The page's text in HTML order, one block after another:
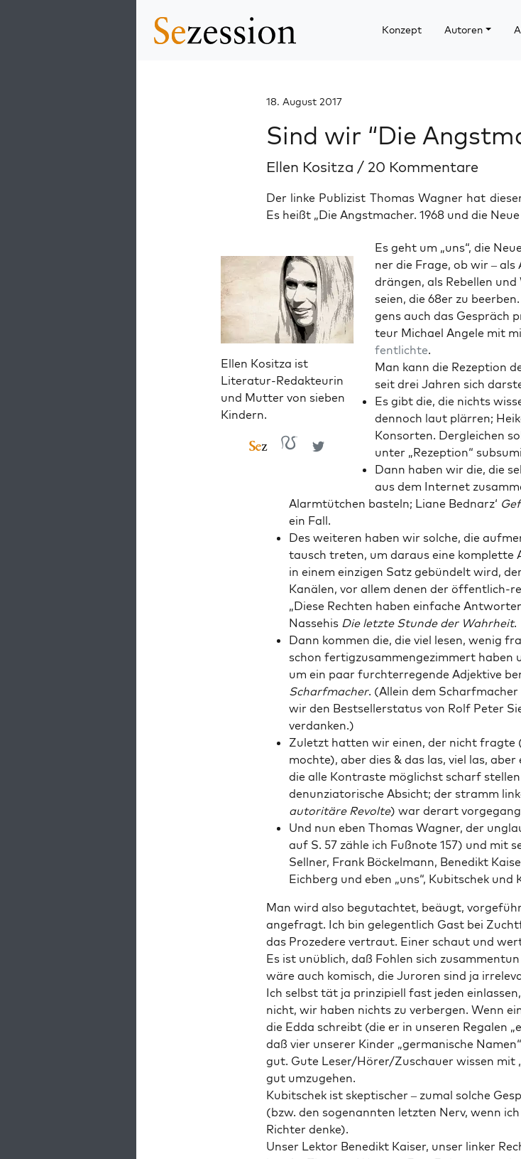
Konzept Autoren
18. August 2017
Sind wir “Die
Ellen Kositza / 20 Kommentare
Der linke Publizist Thomas Wagner hat
Es heißt „Die Angstmacher. 1968 und die Neue
Ellen Kositza ist
Literatur-Redakteurin
und Mutter von sieben
Kindern.
Es geht um „uns“, die
ner die Fra­ge, ob wir –
drän­gen, als Rebel­len
sei­en, die 68er zu
gens auch das Gespräch
teur Micha­el Ange­le mit
fent­lich­te.
Man kann die Rezep­ti­on
seit drei Jah­ren sich
Es gibt die, die nichts
den­noch laut plär­ren;
Kon­sor­ten. Der­glei­chen
unter „Rezep­ti­on“
Dann haben wir die, die
aus dem Inter­net
Alarm­tüt­chen bas­teln; Lia­ne Bednarz‘
ein Fall.
Des wei­te­ren haben wir sol­che, die
tausch tre­ten, um dar­aus eine kom­plet­te
in einem ein­zi­gen Satz gebün­delt wird,
Kanä­len, vor allem denen der öffent­lich-
„Die­se Rech­ten haben ein­fa­che
Nas­sehis Die letz­te Stun­de der Wahr­heit.
Dann kom­men die, die viel lesen, wenig
schon fer­tig­zu­sam­men­ge­zim­mert haben
um ein paar furcht­erre­gen­de Adjek­ti­ve
Scharf­ma­cher. (Allein dem
wir den Best­sel­ler­sta­tus von Rolf Peter
verdanken.)
Zuletzt hat­ten wir einen, der nicht frag­te
moch­te), aber dies & das las, viel las,
die alle Kon­tras­te mög­lichst scharf
denun­zia­to­ri­sche Absicht; der stramm
auto­ri­tä­re Revol­te) war der­art
Und nun eben Tho­mas Wag­ner, der
auf S. 57 zäh­le ich Fuß­no­te 157) und mit
Sell­ner, Frank Böckel­mann, Bene­dikt
Eich­berg und eben „uns“, Kubit­schek
Man wird also begut­ach­tet, beäugt,
ange­fragt. Ich bin gele­gent­lich Gast bei
das Pro­ze­de­re ver­traut. Einer schaut und
Es ist unüb­lich, daß Foh­len sich
wäre auch komisch, die Juro­ren sind ja
Ich selbst tät ja prin­zi­pi­ell fast jeden
nicht, wir haben nichts zu ver­ber­gen. Wenn
die Edda schreibt (die er in unse­ren Rega­len
daß vier unse­rer Kin­der „ger­ma­ni­sche
gut. Gute Leser/Hörer/Zuschauer wis­sen mit
gut umzugehen.
Kubit­schek ist skep­ti­scher – zumal sol­che
(bzw. den soge­nann­ten letz­ten Nerv, wenn
Rich­ter denke).
Unser Lek­tor Bene­dikt Kai­ser, unser lin­ker